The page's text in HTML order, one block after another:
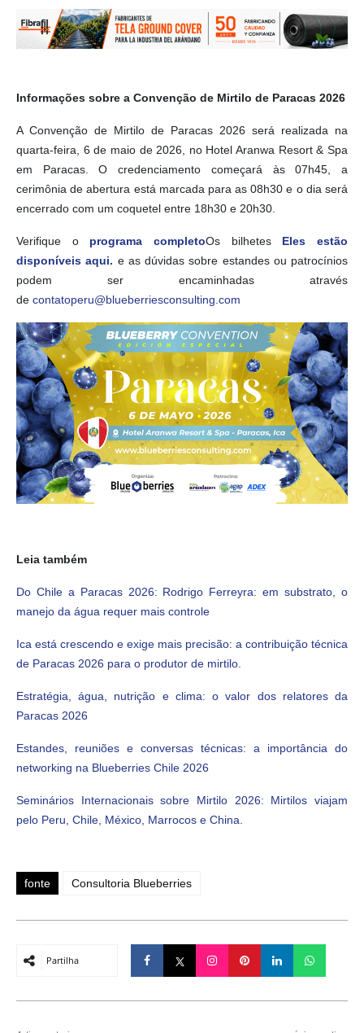
Informações sobre a Convenção de Mirtilo de Paracas 2026
A Convenção de Mirtilo de Paracas 2026 será realizada na
quarta-feira, 6 de maio de 2026, no Hotel Aranwa Resort & Spa
em Paracas. O credenciamento começará às 07h45, a
cerimônia de abertura está marcada para as 08h30 e o dia será
encerrado com um coquetel entre 18h30 e 20h30.
Verifique o programa completoOs bilhetes Eles estão
disponíveis aqui. e as dúvidas sobre estandes ou patrocínios
podem ser encaminhadas através
de contatoperu@blueberriesconsulting.com
Leia também
Do Chile a Paracas 2026: Rodrigo Ferreyra: em substrato, o
manejo da água requer mais controle
Ica está crescendo e exige mais precisão: a contribuição técnica
de Paracas 2026 para o produtor de mirtilo.
Estratégia, água, nutrição e clima: o valor dos relatores da
Paracas 2026
Estandes, reuniões e conversas técnicas: a importância do
networking na Blueberries Chile 2026
Seminários Internacionais sobre Mirtilo 2026: Mirtilos viajam
pelo Peru, Chile, México, Marrocos e China.
fonte Consultoria Blueberries
Partilha